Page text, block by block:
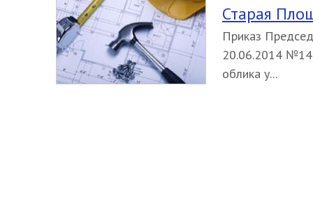
Старая
Приказ
20.06.2014
облика у...